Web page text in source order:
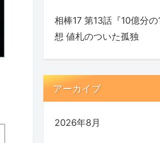
相棒17 第13話『10億分
想 値札のついた孤独
アーカイブ
2026年8月